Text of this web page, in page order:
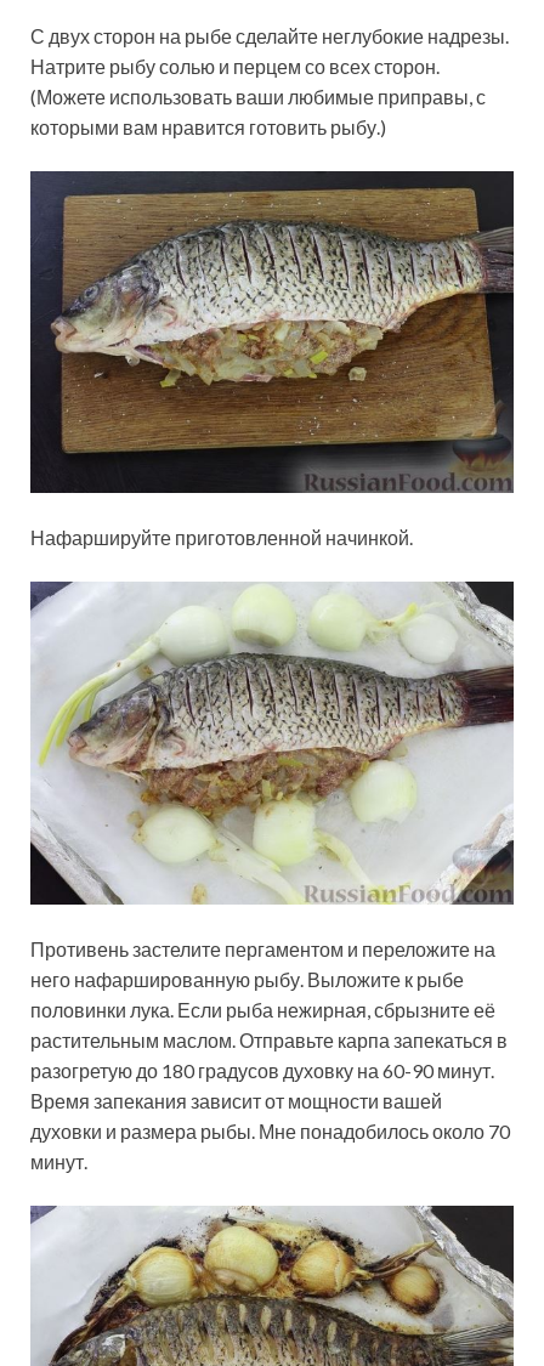
С двух сторон на рыбе сделайте неглубокие надрезы.
Натрите рыбу солью и перцем со всех сторон.
(Можете использовать ваши любимые приправы, с
которыми вам нравится готовить рыбу.)
Нафаршируйте приготовленной начинкой.
Противень застелите пергаментом и переложите на
него нафаршированную рыбу. Выложите к рыбе
половинки лука. Если рыба нежирная, сбрызните её
растительным маслом. Отправьте карпа запекаться в
разогретую до 180 градусов духовку на 60-90 минут.
Время запекания зависит от мощности вашей
духовки и размера рыбы. Мне понадобилось около 70
минут.